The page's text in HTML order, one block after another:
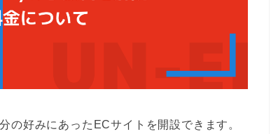
の好みにあったECサイトを開設できます。